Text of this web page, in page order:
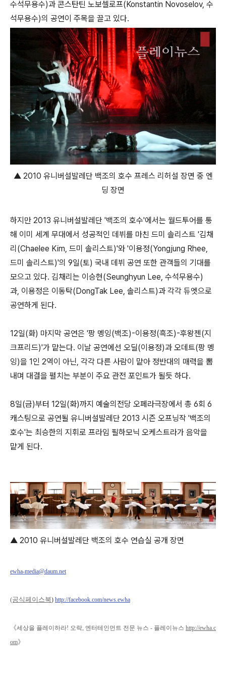
수석무용수)과 콘스탄틴 노보셀로프(Konstantin Novoselov, 수
석무용수)의 공연이 주목을 끌고 있다.
▲ 2010 유니버설발레단 백조의 호수 프레스 리허설 장면 중 엔
딩 장면
하지만 2013 유니버설발레단 '백조의 호수'에서는 월드투어를 통
해 이미 세계 무대에서 성공적인 데뷔를 마친 드미 솔리스트 '김채
리(Chaelee Kim, 드미 솔리스트)'와 '이용정(Yongjung Rhee,
드미 솔리스트)'의 9일(토) 국내 데뷔 공연 또한 관객들의 기대를
모으고 있다. 김채리는 이승현(Seunghyun Lee, 수석무용수)
과, 이용정은 이동탁(DongTak Lee, 솔리스트)과 각각 듀엣으로
공연하게 된다.
12일(화) 마지막 공연은 '팡 멩잉(백조)-이용정(흑조)-후왕젠(지
크프리드)'가 맡는다. 이날 공연에선 오딜(이용정)과 오데트(팡 멩
잉)을 1인 2역이 아닌, 각각 다른 사람이 맡아 정반대의 매력을 뽐
내며 대결을 펼치는 부분이 주요 관전 포인트가 될듯 하다.
8일(금)부터 12일(화)까지 예술의전당 오페라극장에서 총 6회 6
캐스팅으로 공연될 유니버설발레단 2013 시즌 오프닝작 '백조의
호수'는 최승한의 지휘로 프라임 필하모닉 오케스트라가 음악을
맡게 된다.
▲ 2010 유니버설발레단 백조의 호수 연습실 공개 장면
ewha-media@daum.net
(공식페이스북) http://facebook.com/news.ewha
《세상을 플레이하라! 오락, 엔터테인먼트 전문 뉴스 - 플레이뉴스 http://ewha.c
om》